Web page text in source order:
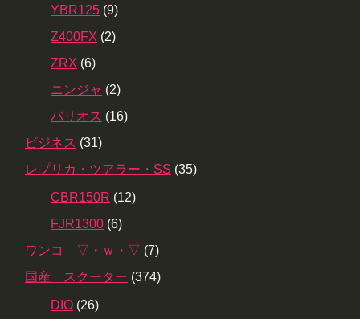
YBR125 (9)
Z400FX (2)
ZRX (6)
ニンジャ (2)
バリオス (16)
ビジネス (31)
レプリカ・ツアラー・SS (35)
CBR150R (12)
FJR1300 (6)
ワンコ ▽・ｗ・▽ (7)
国産 スクーター (374)
DIO (26)